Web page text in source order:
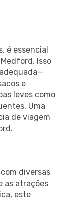
é essencial
Isso
e
leves como
Uma
de viagem
diversas
as atrações
este